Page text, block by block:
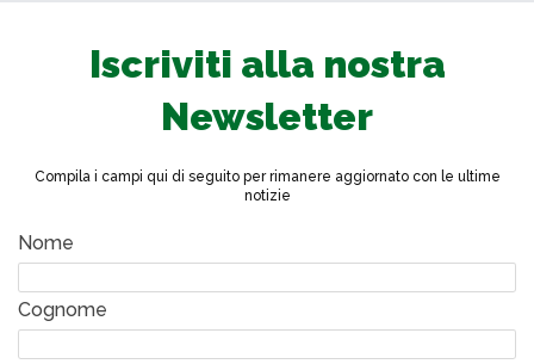
Iscriviti alla nostra
Newsletter
Compila i campi qui di seguito per rimanere aggiornato con le ultime
notizie
Nome
Cognome